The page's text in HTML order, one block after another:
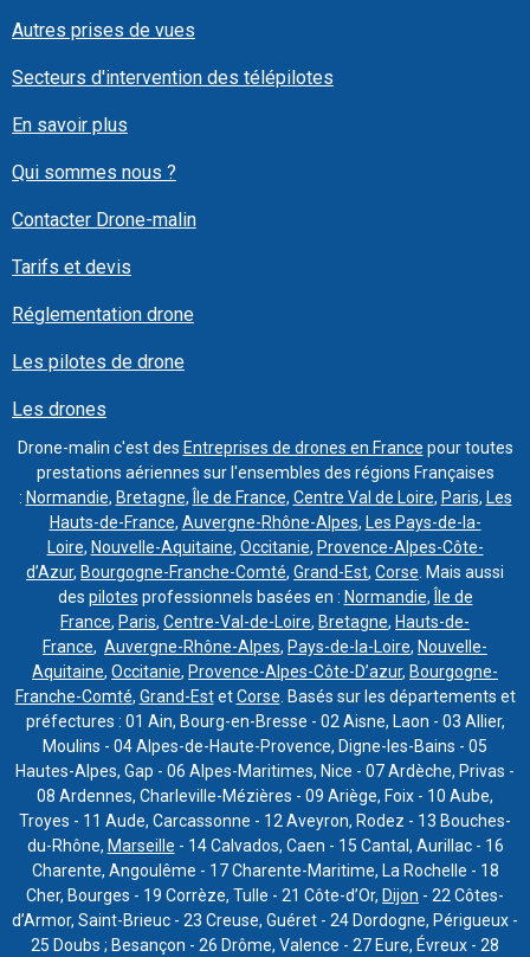
Autres prises de vues
Secteurs d'intervention des télépilotes
En savoir plus
Qui sommes nous ?
Contacter Drone-malin
Tarifs et devis
Réglementation drone
Les pilotes de drone
Les drones
Drone-malin c'est des Entreprises de drones en France pour toutes
prestations aériennes sur l'ensembles des régions Françaises
: Normandie, Bretagne, Île de France, Centre Val de Loire, Paris, Les
Hauts-de-France, Auvergne-Rhône-Alpes, Les Pays-de-la-
Loire, Nouvelle-Aquitaine, Occitanie, Provence-Alpes-Côte-
d’Azur, Bourgogne-Franche-Comté, Grand-Est, Corse. Mais aussi
des pilotes professionnels basées en : Normandie,
Île de
France, Paris, Centre-Val-de-Loire, Bretagne, Hauts-de-
France, Auvergne-Rhône-Alpes, Pays-de-la-Loire, Nouvelle-
Aquitaine, Occitanie, Provence-Alpes-Côte-D’azur, Bourgogne-
Franche-Comté, Grand-EstetCorse. Basés sur les départements et
préfectures : 01 Ain, Bourg-en-Bresse - 02 Aisne, Laon - 03 Allier,
Moulins - 04 Alpes-de-Haute-Provence, Digne-les-Bains - 05
Hautes-Alpes, Gap - 06 Alpes-Maritimes, Nice - 07 Ardèche, Privas -
08 Ardennes, Charleville-Mézières - 09 Ariège, Foix - 10 Aube,
Troyes - 11 Aude, Carcassonne - 12 Aveyron, Rodez - 13 Bouches-
du-Rhône, Marseille - 14 Calvados, Caen - 15 Cantal, Aurillac - 16
Charente, Angoulême - 17 Charente-Maritime, La Rochelle - 18
Cher, Bourges - 19 Corrèze, Tulle - 21 Côte-d’Or, Dijon - 22 Côtes-
d’Armor, Saint-Brieuc - 23 Creuse, Guéret - 24 Dordogne, Périgueux -
25 Doubs ; Besançon - 26 Drôme, Valence - 27 Eure, Évreux - 28